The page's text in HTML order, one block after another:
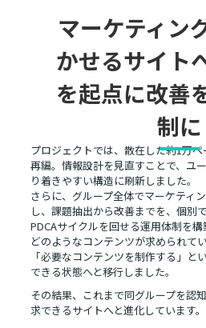
マーケティン
かせるサイト
を起点に改善
制に
プロジェクトでは、散在した約1万ペ
再編。情報設計を見直すことで、ユ
り着きやすい構造に刷新しました。
さらに、グループ全体でマーケティ
し、課題抽出から改善までを、個別
PDCAサイクルを回せる運用体制を構
どのようなコンテンツが求められて
「必要なコンテンツを制作する」と
できる状態へと移行しました。
その結果、これまで同グループを認
求できるサイトへと進化しています。